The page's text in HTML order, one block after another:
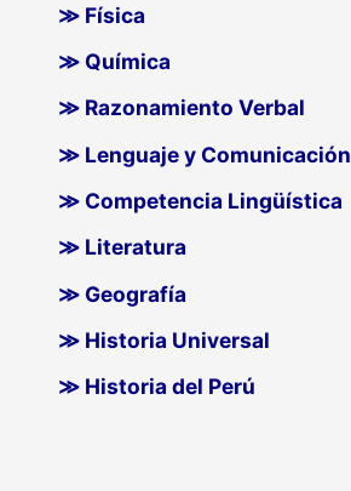
≫ Física
≫ Química
≫ Razonamiento Verbal
≫ Lenguaje y Comunicación
≫ Competencia Lingüística
≫ Literatura
≫ Geografía
≫ Historia Universal
≫ Historia del Perú